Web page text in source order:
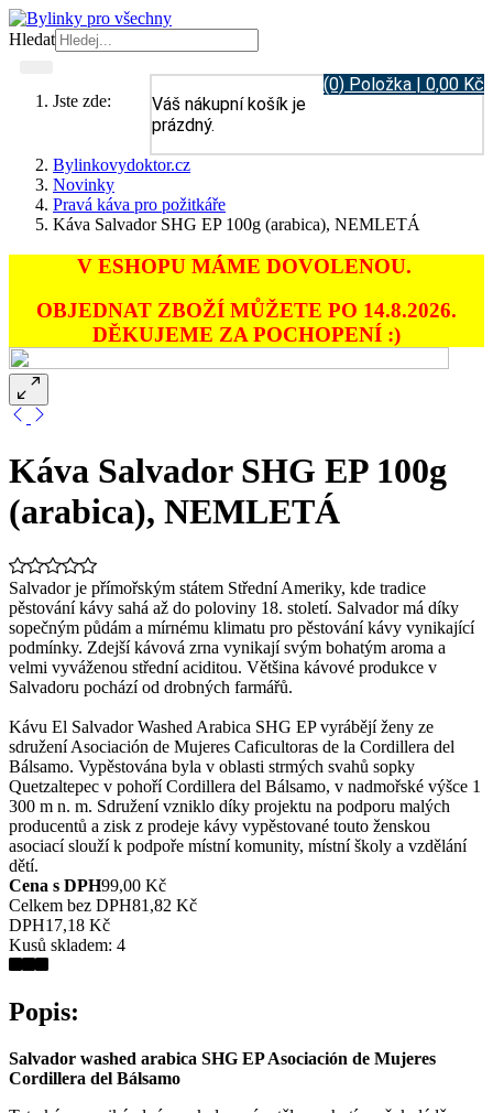
Hledat
(0) Položka | 0,00 Kč
Váš nákupní košík je
prázdný.
Jste zde:
Bylinkovydoktor.cz
Novinky
Pravá káva pro požitkáře
Káva Salvador SHG EP 100g (arabica), NEMLETÁ
V ESHOPU MÁME DOVOLENOU.
OBJEDNAT ZBOŽÍ MŮŽETE PO 14.8.2026.
DĚKUJEME ZA POCHOPENÍ :)
Káva Salvador SHG EP 100g
(arabica), NEMLETÁ
Salvador je přímořským státem Střední Ameriky, kde tradice
pěstování kávy sahá až do poloviny 18. století. Salvador má díky
sopečným půdám a mírnému klimatu pro pěstování kávy vynikající
podmínky. Zdejší kávová zrna vynikají svým bohatým aroma a
velmi vyváženou střední aciditou. Většina kávové produkce v
Salvadoru pochází od drobných farmářů.
Kávu El Salvador Washed Arabica SHG EP vyrábějí ženy ze
sdružení Asociación de Mujeres Caficultoras de la Cordillera del
Bálsamo. Vypěstována byla v oblasti strmých svahů sopky
Quetzaltepec v pohoří Cordillera del Bálsamo, v nadmořské výšce 1
300 m n. m. Sdružení vzniklo díky projektu na podporu malých
producentů a zisk z prodeje kávy vypěstované touto ženskou
asociací slouží k podpoře místní komunity, místní školy a vzdělání
dětí.
Cena s DPH99,00 Kč
Celkem bez DPH81,82 Kč
DPH17,18 Kč
Kusů skladem: 4
Popis:
Salvador washed arabica SHG EP Asociación de Mujeres
Cordillera del Bálsamo